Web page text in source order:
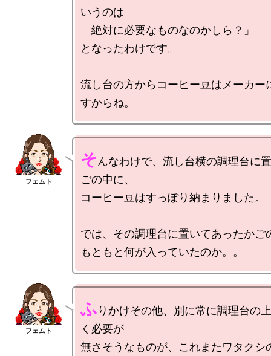
いうのは
絶対に必要なものなのかしら？」
となったわけです。
流し台の方からコーヒー豆はメーカー
そんなわけで、流し台横の調理台に
ごの中に、
コーヒー豆はすっぽり納まりました。
では、その調理台に置いてあったかご
ふ りかけその他、別に常に調理台の
く必要が
無さそうなものが、これまたワタクシ